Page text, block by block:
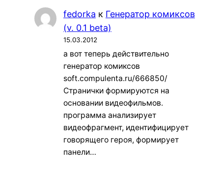
fedorka к Генератор комиксов
(v. 0.1 beta)
15.03.2012
а вот теперь действительно
генератор комиксов
soft.compulenta.ru/666850/
Странички формируются на
основании видеофильмов.
программа анализирует
видеофрагмент, идентифицирует
говорящего героя, формирует
панели…